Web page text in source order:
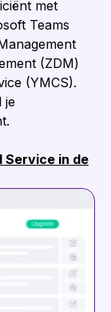
met
Teams
(ZDM)
(YMCS).
je
Service in de